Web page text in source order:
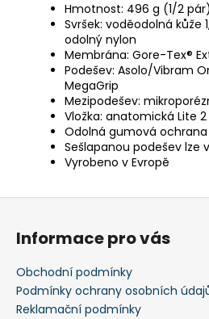
Hmotnost: 496 g (1/2 pár)
Svršek: voděodolná kůže
odolný nylon
Membrána: Gore-Tex®
Podešev: Asolo/Vibram
MegaGrip
Mezipodešev:
Vložka: anatomická Lite 2
Odolná gumová ochrana
Sešlapanou podešev lze
Vyrobeno v Evropě
Informace pro vás
Obchodní podmínky
Podmínky ochrany osobních
Reklamační podmínky